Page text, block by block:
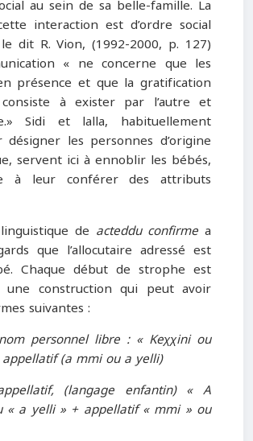
au sein de sa belle-famille. La
interaction est d’ordre social
dit R. Vion, (1992-2000, p. 127)
« ne concerne que les
présence et que la gratification
à exister par l’autre et
Sidi et lalla, habituellement
les personnes d’origine
servent ici à ennoblir les bébés,
à leur conférer des attributs
de acteddu confirme a
que l’allocutaire adressé est
Chaque début de strophe est
une construction qui peut avoir
suivantes :
personnel libre : « Keχχini ou
(a mmi ou a yelli)
(langage enfantin) « A
« a yelli » + appellatif « mmi » ou